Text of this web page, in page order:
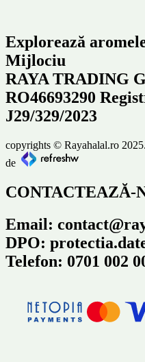
Explorează
Mijlociu
RAYA TRADING
RO46693290
J29/329/2023
copyrights © Rayahalal.ro
de
CONTACTEAZĂ-
Email:
DPO:
Telefon: 0701 002